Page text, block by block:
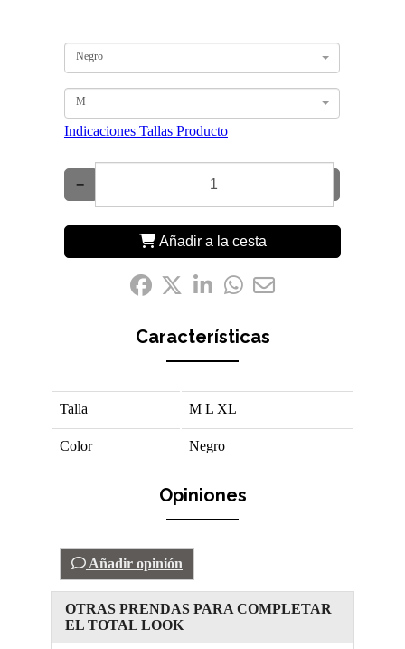
Negro
M
Indicaciones Tallas Producto
−
Añadir a la cesta
Características
Talla M L XL
Color Negro
Opiniones
Añadir opinión
OTRAS PRENDAS PARA COMPLETAR
EL TOTAL LOOK